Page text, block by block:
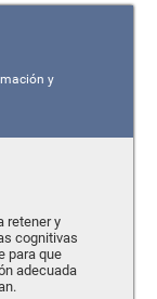
y
retener y
cognitivas
para que
adecuada